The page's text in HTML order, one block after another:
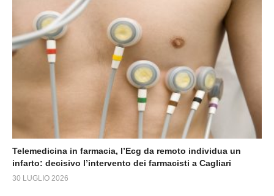
Telemedicina in farmacia, l’Ecg da remoto individua un
infarto: decisivo l’intervento dei farmacisti a Cagliari
30 LUGLIO 2026